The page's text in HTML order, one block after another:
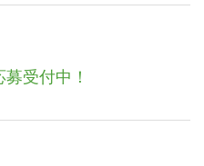
受付中！